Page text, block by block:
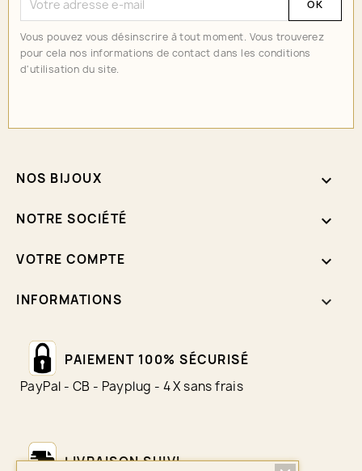
Vous pouvez vous désinscrire à tout moment. Vous trouverez
pour cela nos informations de contact dans les conditions
d'utilisation du site.
NOS BIJOUX 
NOTRE SOCIÉTÉ 
VOTRE COMPTE 
INFORMATIONS keyboard_arrow_down
PAIEMENT 100% SÉCURISÉ
PayPal - CB - Payplug - 4 X sans frais
LIVRAISON SUIVI